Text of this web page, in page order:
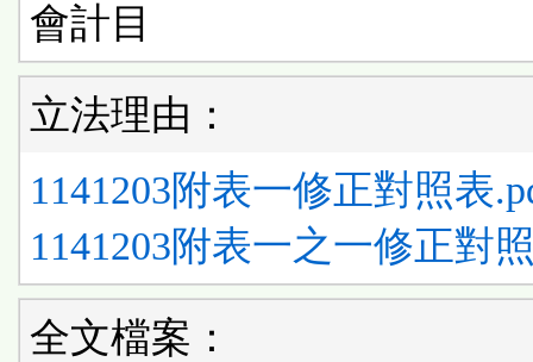
會計目
立法理由：
1141203附表一修正對照表
1141203附表一之一修正對
全文檔案：